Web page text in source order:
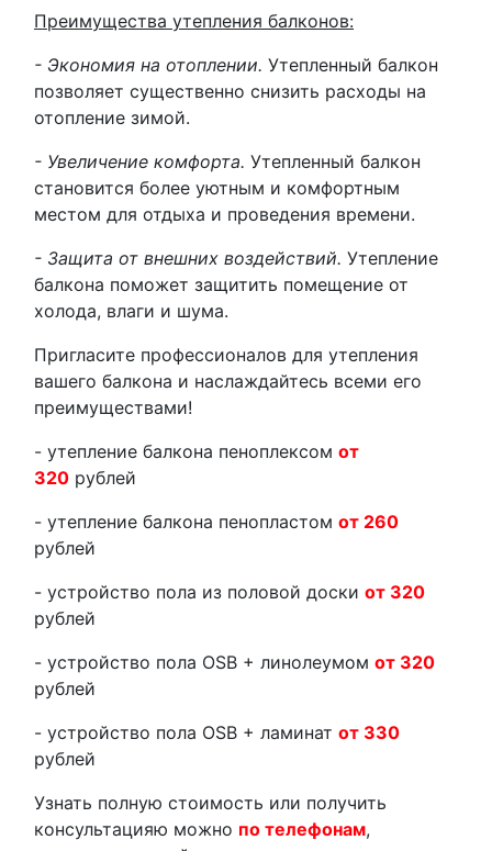
Преимущества утепления балконов:
- Экономия на отоплении. Утепленный балкон
позволяет существенно снизить расходы на
отопление зимой.
- Увеличение комфорта. Утепленный балкон
становится более уютным и комфортным
местом для отдыха и проведения времени.
- Защита от внешних воздействий. Утепление
балкона поможет защитить помещение от
холода, влаги и шума.
Пригласите профессионалов для утепления
вашего балкона и наслаждайтесь всеми его
преимуществами!
- утепление балкона пеноплексом от
320 рублей
- утепление балкона пенопластом от 260
рублей
- устройство пола из половой доски от 320
рублей
- устройство пола OSB + линолеумом от 320
рублей
- устройство пола OSB + ламинат от 330
рублей
Узнать полную стоимость или получить
консультацияю можно по телефонам,